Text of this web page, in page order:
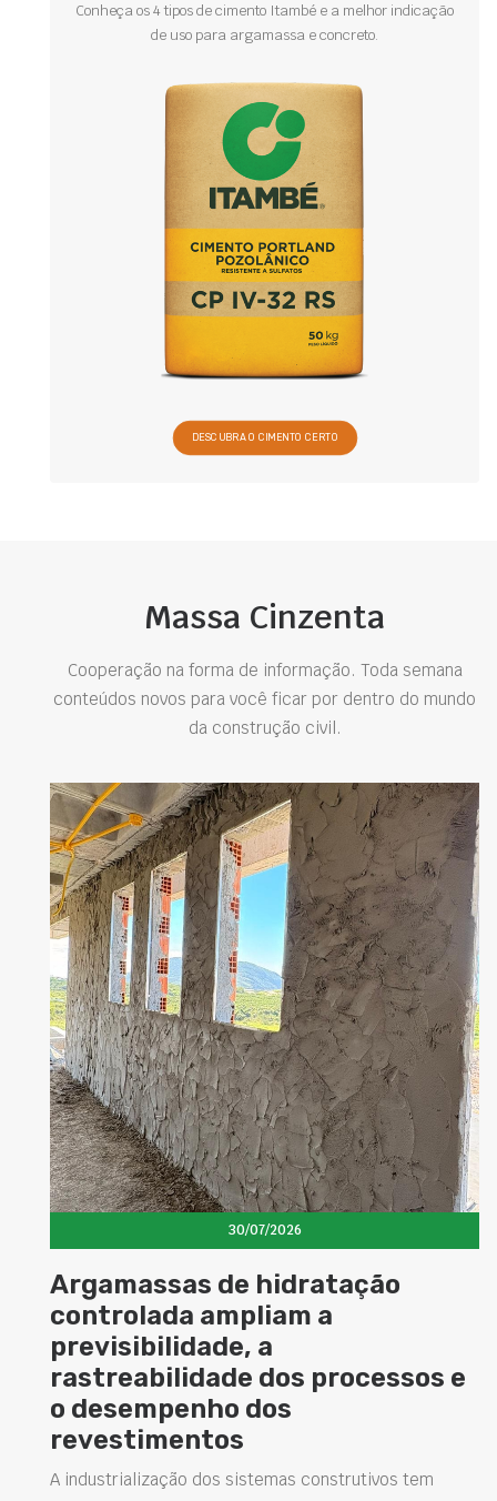
Conheça os 4 tipos de cimento Itambé e a melhor indicação
de uso para argamassa e concreto.
DESCUBRA O CIMENTO CERTO
Massa Cinzenta
Cooperação na forma de informação. Toda semana
conteúdos novos para você ficar por dentro do mundo
da construção civil.
e
tem
Cimento com propriedades
magnéticas amplia
possibilidades de uso das
superfícies na construção
A busca por soluções que tornem os
versáteis tem impulsionado o
novos materiais para a construção civil.